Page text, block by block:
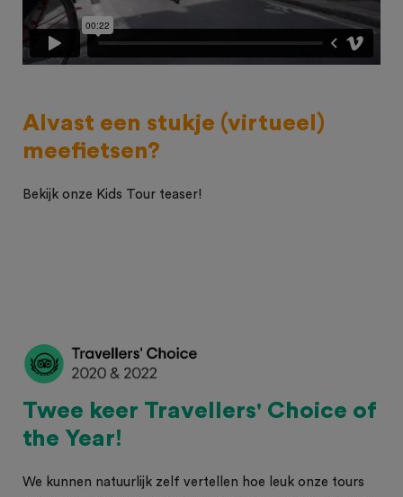
Alvast een stukje (virtueel)
meefietsen?
Bekijk onze Kids Tour teaser!
Twee keer Travellers' Choice of
the Year!
We kunnen natuurlijk zelf vertellen hoe leuk onze tours